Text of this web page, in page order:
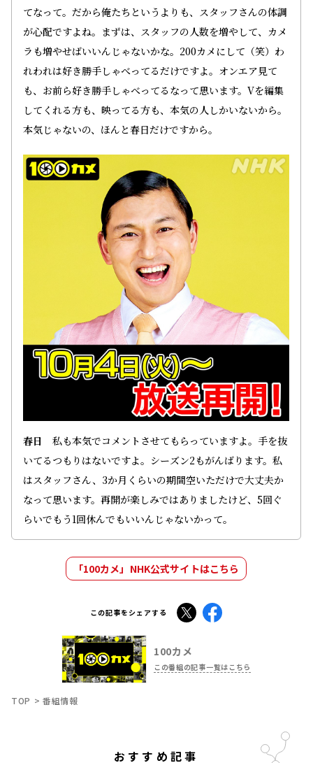
てなって。だから俺たちというよりも、スタッフさんの体調
が心配ですよね。まずは、スタッフの人数を増やして、カメ
ラも増やせばいいんじゃないかな。200カメにして（笑）わ
れわれは好き勝手しゃべってるだけですよ。オンエア見て
も、お前ら好き勝手しゃべってるなって思います。Vを編集
してくれる方も、映ってる方も、本気の人しかいないから。
本気じゃないの、ほんと春日だけですから。
春日 私も本気でコメントさせてもらっていますよ。手を抜
いてるつもりはないですよ。シーズン2もがんばります。私
はスタッフさん、3か月くらいの期間空いただけで大丈夫か
なって思います。再開が楽しみではありましたけど、5回ぐ
らいでもう1回休んでもいいんじゃないかって。
「100カメ」NHK公式サイトはこちら
この記事をシェアする X Facebook
100カメ
この番組の記事一覧はこちら
TOP 番組情報
おすすめ記事